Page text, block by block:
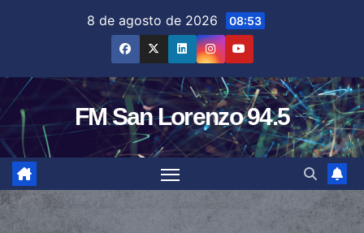
8 de agosto de 2026 08:53
FM San Lorenzo 94.5